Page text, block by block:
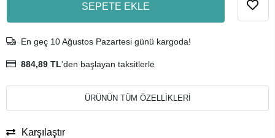
SEPETE EKLE
En geç 10 Ağustos Pazartesi günü kargoda!
884,89 TL'den başlayan taksitlerle
ÜRÜNÜN TÜM ÖZELLİKLERİ
Karşılaştır